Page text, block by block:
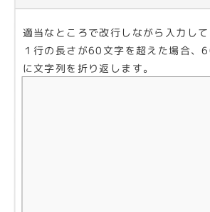
適当なところで改行しながら入力して
１行の長さが60文字を超えた場合、
に文字列を折り返します。